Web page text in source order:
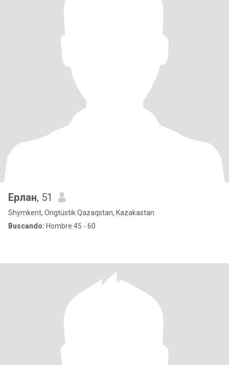
Ерлан, 51
Shymkent, Ongtüstik Qazaqstan, Kazakastan
Buscando: Hombre 45 - 60